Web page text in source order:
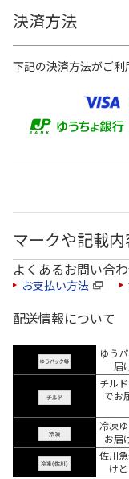
決済方法
下記の決済方法がご利
マークや記載
よくあるお問い合
お支払い方法
配送情報について
ゆう
届
チル
でお
冷凍
お届
佐川
け